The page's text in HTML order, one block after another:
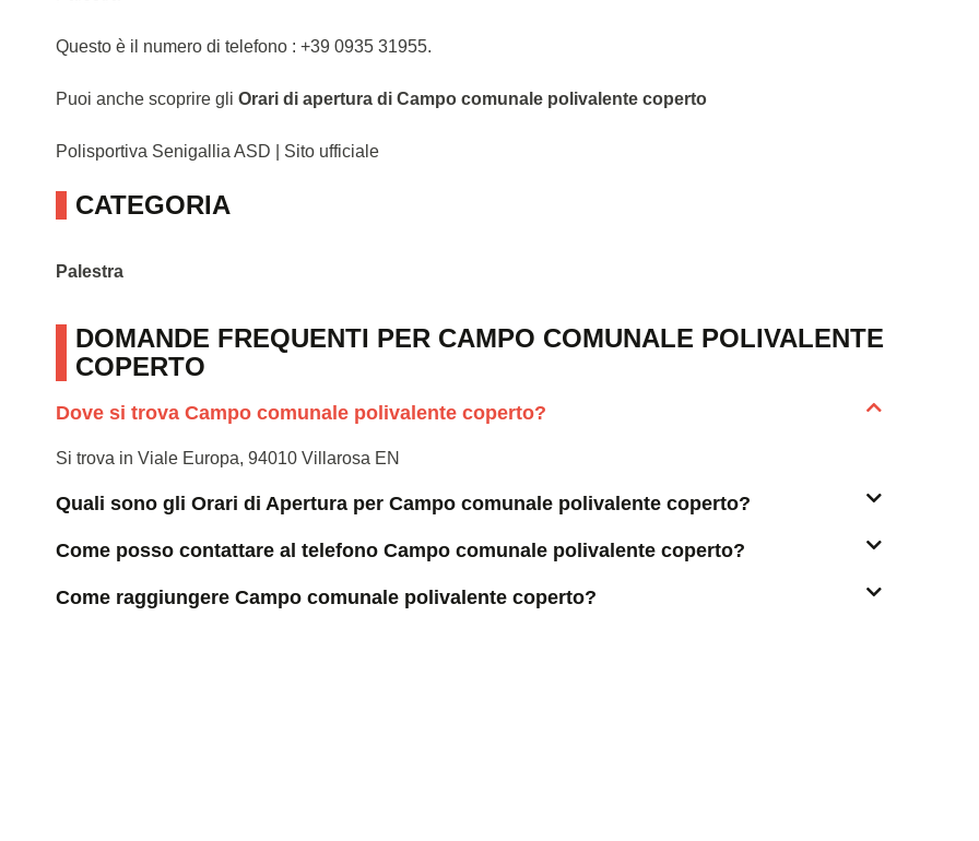
Questo è il numero di telefono : +39 0935 31955.
Puoi anche scoprire gli Orari di apertura di Campo comunale polivalente coperto
Polisportiva Senigallia ASD | Sito ufficiale
CATEGORIA
Palestra
DOMANDE FREQUENTI PER CAMPO COMUNALE POLIVALENTE
COPERTO
Dove si trova Campo comunale polivalente coperto?
Si trova in Viale Europa, 94010 Villarosa EN
Quali sono gli Orari di Apertura per Campo comunale polivalente coperto?
Come posso contattare al telefono Campo comunale polivalente coperto?
Come raggiungere Campo comunale polivalente coperto?